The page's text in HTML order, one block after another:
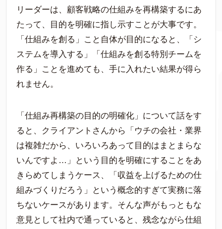
リーダーは、顧客戦略の仕組みを再構築するにあ
たって、目的を明確に指し示すことが大事です。
「仕組みを創る」こと自体が目的になると、「シ
ステムを導入する」「仕組みを創る特別チームを
作る」ことを進めても、手に入れたい結果が得ら
れません。
「仕組み再構築の目的の明確化」について話をす
ると、クライアントさんから「ウチの会社・業界
は複雑だから、いろいろあって目的はまとまらな
いんですよ…」という目的を明確にすることをあ
きらめてしまうケース、「収益を上げるための仕
組みづくりだろう」という概念的すぎて実務に落
ちないケースがあります。そんな声がもっともな
意見として社内で通っていると、残念ながら仕組